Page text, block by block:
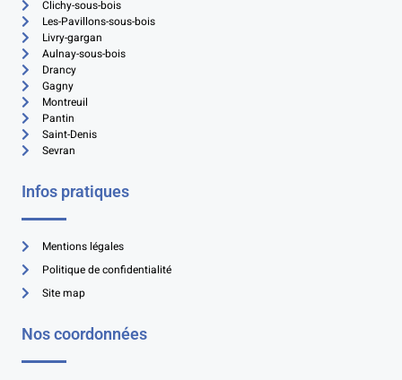
Clichy-sous-bois
Les-Pavillons-sous-bois
Livry-gargan
Aulnay-sous-bois
Drancy
Gagny
Montreuil
Pantin
Saint-Denis
Sevran
Infos pratiques
Mentions légales
Politique de confidentialité
Site map
Nos coordonnées